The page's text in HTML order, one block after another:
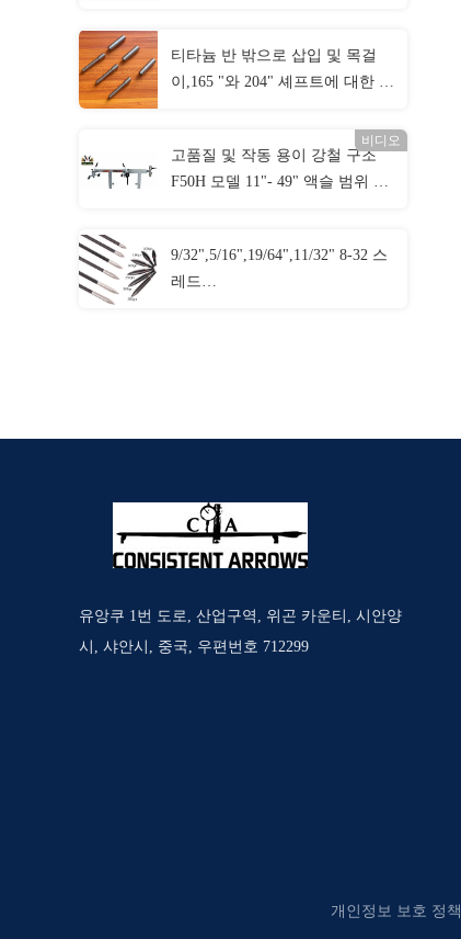
티타늄 반 밖으로 삽입 및 목걸
이,165 "와 204" 셰프트에 대한 수
비디오
고품질 및 작동 용이 강철 구조
F50H 모델 11"- 49" 액슬 범위 활
9/32",5/16",19/64",11/32" 8-32 스
레드
유앙쿠 1번 도로, 산업구역, 위곤 카운티, 시안양
시, 샤안시, 중국, 우편번호 712299
개인정보 보호 정책